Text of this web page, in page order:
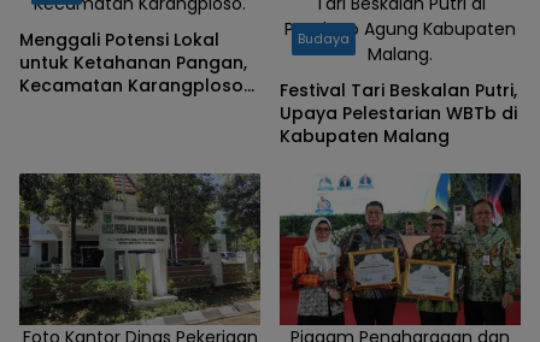
Menggali Potensi Lokal
untuk Ketahanan Pangan,
Kecamatan Karangploso
Pendopo Agung Kabupaten
Malang.
Budaya
Festival Tari Beskalan Putri,
Upaya Pelestarian WBTb di
Kabupaten Malang
Foto Kantor Dinas Pekerjaan
Piagam Penghargaan dan